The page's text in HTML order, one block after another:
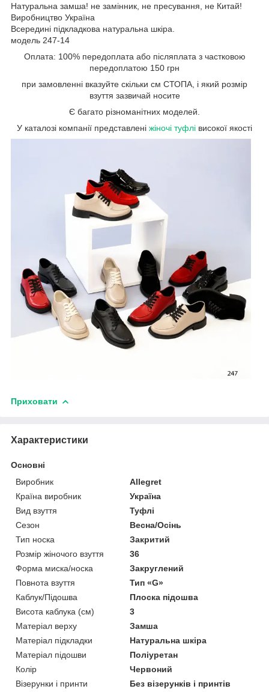
Натуральна замша! не замінник, не пресування, не Китай!
Виробництво Україна
Всередині підкладкова натуральна шкіра.
модель 247-14
Оплата: 100% передоплата або післяплата з частковою
передоплатою 150 грн
при замовленні вказуйте скільки см СТОПА, і який розмір
взуття зазвичай носите
Є багато різноманітних моделей.
У каталозі компанії представлені жіночі туфлі високої якості
Приховати
Характеристики
Основні
Виробник
Allegret
Країна виробник
Україна
Вид взуття
Туфлі
Сезон
Весна/Осінь
Тип носка
Закритий
Розмір жіночого взуття
36
Форма миска/носка
Закруглений
Повнота взуття
Тип «G»
Каблук/Підошва
Плоска підошва
Висота каблука (см)
3
Матеріал верху
Замша
Матеріал підкладки
Натуральна шкіра
Матеріал підошви
Поліуретан
Колір
Червоний
Візерунки і принти
Без візерунків і принтів